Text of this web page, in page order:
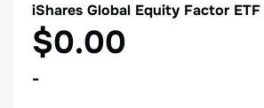
iShares Global Equity Factor ETF
$0.00
-